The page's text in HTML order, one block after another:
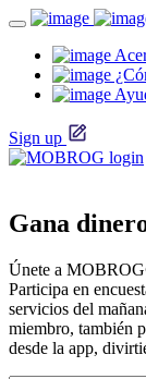
Sign up
Gana
Únete a
Participa en
servicios del
miembro, también
desde la app,